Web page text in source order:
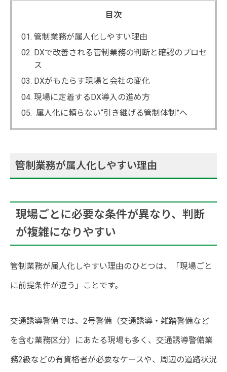
目次
管制業務が属人化しやすい理由
DXで改善される管制業務の判断と確認のプロセ
ス
DXがもたらす現場と会社の変化
現場に定着するDX導入の進め方
属人化に頼らない“引き継げる管制体制”へ
管制業務が属人化しやすい理由
現場ごとに必要な条件が異なり、判断
が複雑になりやすい
管制業務が属人化しやすい理由のひとつは、「現場ごと
に前提条件が違う」ことです。
交通誘導警備では、2号警備（交通誘導・雑踏警備など
を含む業務区分）にあたる現場も多く、交通誘導警備業
務2級などの有資格者が必要なケースや、周辺の道路状況